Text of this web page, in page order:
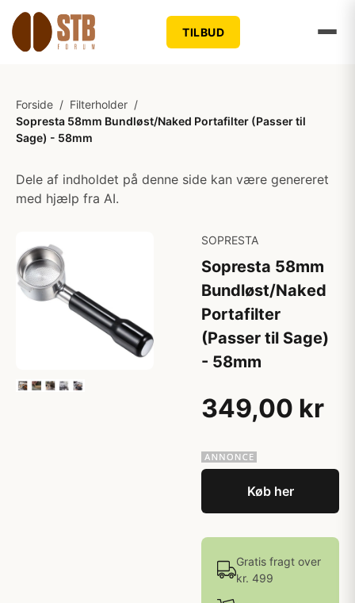
TILBUD
Forside / Filterholder /
Sopresta 58mm Bundløst/Naked Portafilter (Passer til
Sage) - 58mm
Dele af indholdet på denne side kan være genereret
med hjælp fra AI.
SOPRESTA
Sopresta 58mm
Bundløst/Naked
Portafilter
(Passer til Sage)
- 58mm
349,00 kr
Køb her
Gratis fragt over
kr. 499